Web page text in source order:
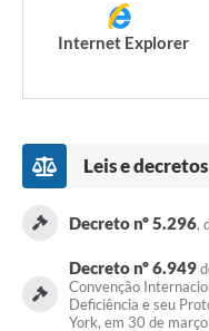
Internet Explorer
Leis e
Decreto nº 5.296,
Decreto nº 6.949
Convenção
Deficiência e seu
York, em 30 de